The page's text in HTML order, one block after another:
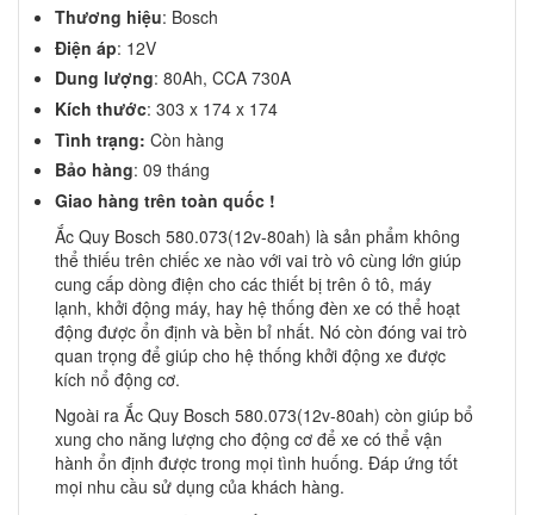
Thương hiệu: Bosch
Điện áp: 12V
Dung lượng: 80Ah, CCA 730A
Kích thước: 303 x 174 x 174
Tình trạng: Còn hàng
Bảo hàng: 09 tháng
Giao hàng trên toàn quốc !
Ắc Quy Bosch 580.073(12v-80ah) là sản phẩm không
thể thiếu trên chiếc xe nào với vai trò vô cùng lớn giúp
cung cấp dòng điện cho các thiết bị trên ô tô, máy
lạnh, khởi động máy, hay hệ thống đèn xe có thể hoạt
động được ổn định và bền bỉ nhất. Nó còn đóng vai trò
quan trọng để giúp cho hệ thống khởi động xe được
kích nổ động cơ.
Ngoài ra Ắc Quy Bosch 580.073(12v-80ah) còn giúp bổ
xung cho năng lượng cho động cơ để xe có thể vận
hành ổn định được trong mọi tình huống. Đáp ứng tốt
mọi nhu cầu sử dụng của khách hàng.